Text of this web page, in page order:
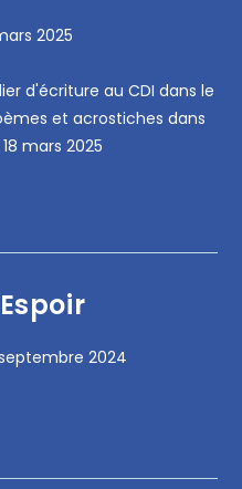
2025
d'écriture au CDI dans le
et acrostiches dans
mars 2025
2024